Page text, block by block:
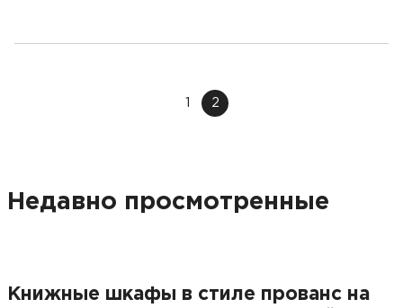
2
Недавно просмотренные
Книжные шкафы в стиле прованс на